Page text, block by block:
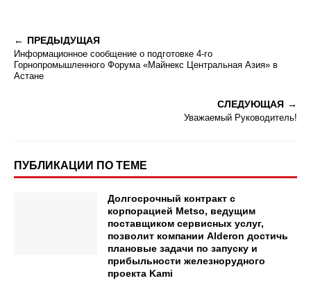
ПРЕДЫДУЩАЯ
Информационное сообщение о подготовке 4-го
Горнопромышленного Форума «Майнекс Центральная Азия» в
Астане
СЛЕДУЮЩАЯ
Уважаемый Руководитель!
ПУБЛИКАЦИИ ПО ТЕМЕ
Долгосрочный контракт с
корпорацией Metso, ведущим
поставщиком сервисных услуг,
позволит компании Alderon достичь
плановые задачи по запуску и
прибыльности железнорудного
проекта Kami